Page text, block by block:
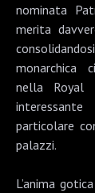
nominata
merita
nella
particolare
palazzi.
L’anima